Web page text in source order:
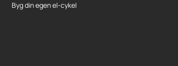
Byg din egen el-cykel